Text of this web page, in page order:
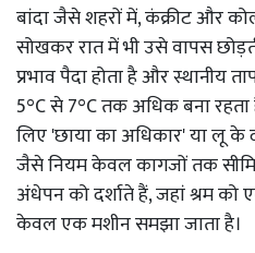
बांदा जैसे शहरों में, कंक्रीट और
सोखकर रात में भी उसे वापस
प्रभाव पैदा होता है और स्थानीय
5°C से 7°C तक अधिक बना
लिए 'छाया का अधिकार' या लू के
जैसे नियम केवल कागजों तक
अंधेपन को दर्शाते हैं, जहां श्रम
केवल एक मशीन समझा जाता है।